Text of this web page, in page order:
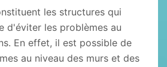
les structures qui
d'éviter les problèmes au
En effet, il est possible de
au niveau des murs et des